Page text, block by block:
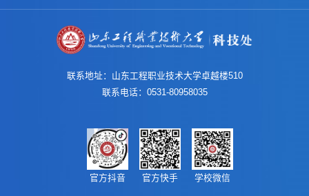
联系地址：山东工程职业技术大学卓越楼510
联系电话：0531-80958035
官方抖音 官方快手 学校微信